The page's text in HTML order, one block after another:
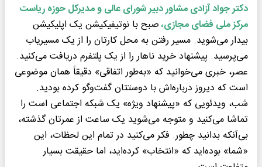
دکتر جواد آزادی مشاور دبیر شورای عالی و مدیرکل حوزه ریاست
مرکز ملی فضای مجازی،صبح با نوتیفیکیشن یک اپلیکیشن
بیدار می‌شوید. مسیر رفتن به محل کارتان را از یک مسیریاب
می‌پرسید. پیشنهاد خرید ناهار را از یک پلتفرم دریافت می‌کنید.
عصر، خبری می‌خوانید که «به‌طور اتفاقی» دقیقاً همان موضوعی
است که دیروز درباره‌اش با دوستتان گفت‌وگو کرده بودید.
شب، ویدئویی که «پیشنهاد ویژه» یک شبکه اجتماعی است را
تماشا می‌کنید و متوجه می‌شوید یک ساعت از عمرتان گذشته،
بی‌آنکه بدانید چطور. فکر می‌کنید در تمام این لحظات، این
«شما» بوده‌اید که «انتخاب» کرده‌اید، اما حقیقت بسیار